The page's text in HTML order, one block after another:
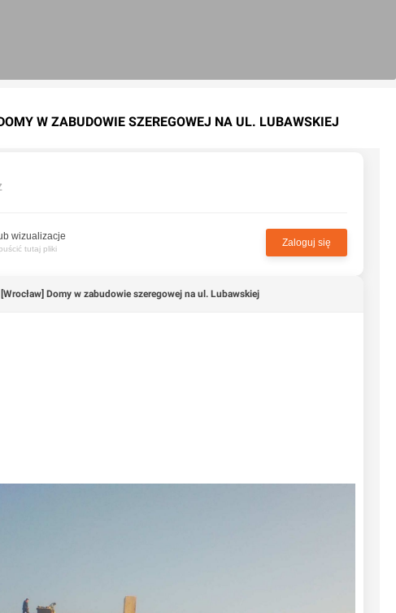
W ZABUDOWIE SZEREGOWEJ NA UL. LUBAWSKIEJ
wizualizacje
tutaj pliki
Zaloguj się
[Wrocław] Domy w zabudowie szeregowej na ul. Lubawskiej